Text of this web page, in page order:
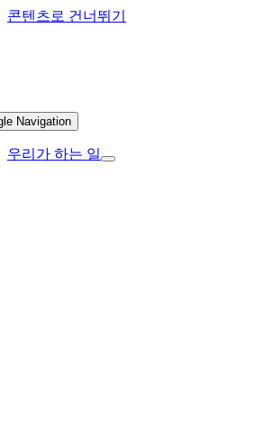
콘텐츠로 건너뛰기
Navigation
우리가 하는 일